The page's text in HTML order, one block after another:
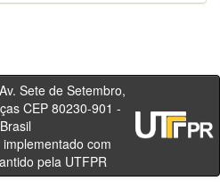
de Setembro,
CEP 80230-901 -
PR - Brasil
com
pela UTFPR